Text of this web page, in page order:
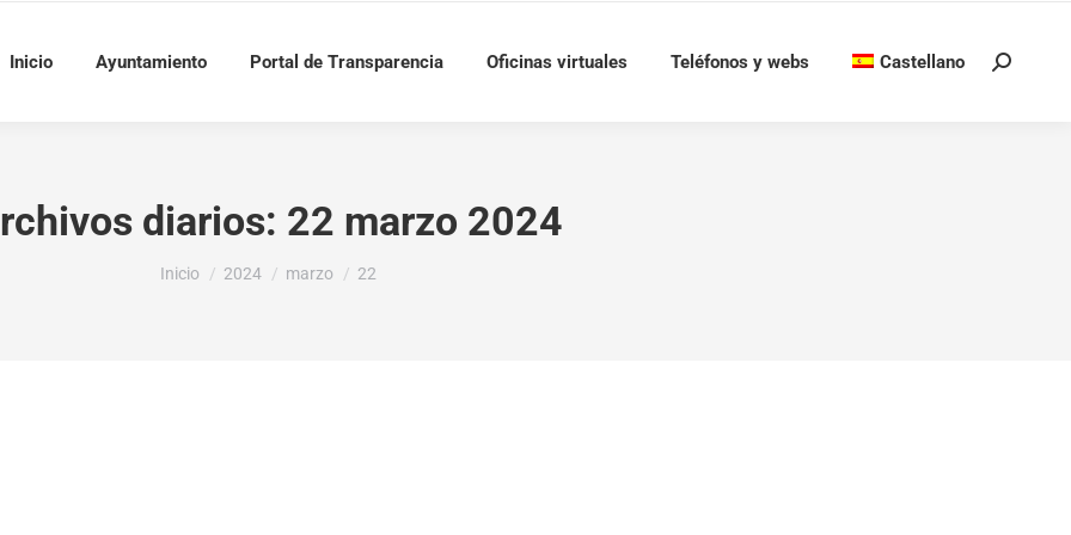
Inicio Ayuntamiento Portal de Transparencia Oficinas virtuales Teléfonos y webs Castellano Buscar:
diarios: 22 marzo 2024
Estás aquí:
Inicio 2024 marzo 22